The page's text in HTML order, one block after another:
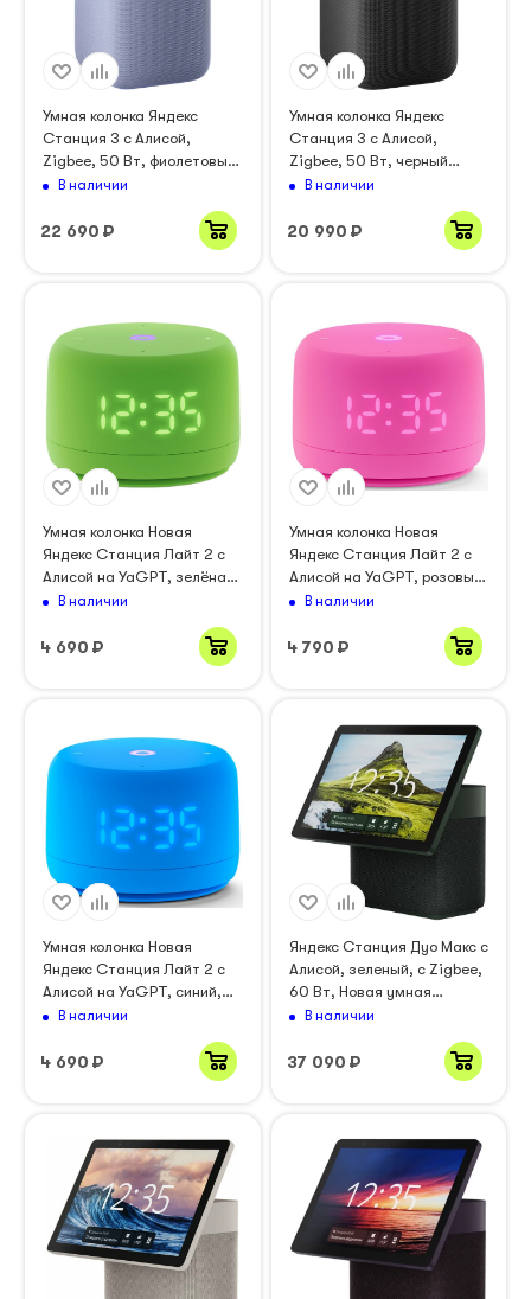
Умная колонка Яндекс
Станция 3 с Алисой,
Zigbee, 50 Вт, фиолетовый
(YNDX-00060PPL)
В наличии
22 690 ₽
Умная колонка Яндекс
Станция 3 с Алисой,
Zigbee, 50 Вт, черный
(YNDX-00060BLK)
В наличии
20 990 ₽
Умная колонка Новая
Яндекс Станция Лайт 2 с
Алисой на YaGPT, зелёная,
6Вт (YNDX-00026GRN)
В наличии
4 690 ₽
Умная колонка Новая
Яндекс Станция Лайт 2 с
Алисой на YaGPT, розовый,
6Вт (YNDX-00026PNK)
В наличии
4 790 ₽
Умная колонка Новая
Яндекс Станция Лайт 2 с
Алисой на YaGPT, синий,
6Вт (YNDX-00026BLU)
В наличии
4 690 ₽
Яндекс Станция Дуо Макс с
Алисой, зеленый, с Zigbee,
60 Вт, Новая умная
колонка
В наличии
37 090 ₽